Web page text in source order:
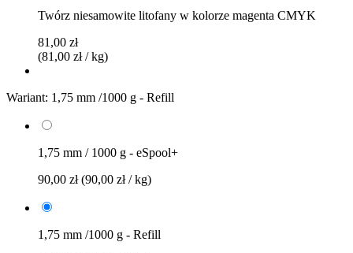
Twórz niesamowite litofany w kolorze magenta CMYK
81,00 zł
(81,00 zł / kg)
Wariant: 1,75 mm /1000 g - Refill
1,75 mm / 1000 g - eSpool+
90,00 zł(90,00 zł / kg)
1,75 mm /1000 g - Refill